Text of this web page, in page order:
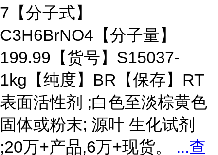
7【分子式】
C3H6BrNO4【分子量】
199.99【货号】S15037-
1kg【纯度】BR【保存】RT
表面活性剂 ;白色至淡棕黄色
固体或粉末; 源叶 生化试剂
;20万+产品,6万+现货。 ...查